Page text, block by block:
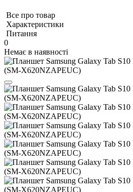
Все про товар
Характеристики
Питання
0
Немає в наявності